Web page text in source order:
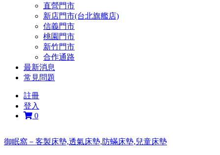
直營門市
新店門市(台北旗艦店)
信義門市
桃園門市
新竹門市
合作通路
最新消息
常見問題
註冊
登入
0
御眠窩－客製床墊,透氣床墊,防蟎床墊,兒童床墊